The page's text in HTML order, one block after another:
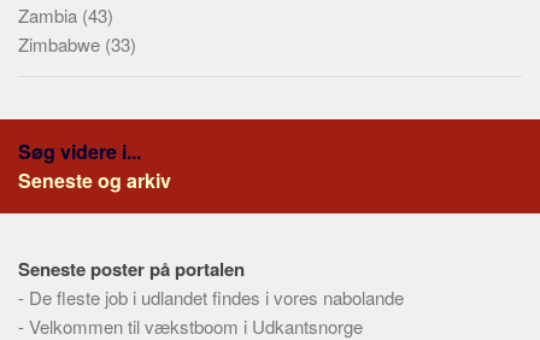
Zambia (43)
Zimbabwe (33)
Søg videre i...
Seneste og arkiv
Seneste poster på portalen
- De fleste job i udlandet findes i vores nabolande
-Velkommen til vækstboom i Udkantsnorge